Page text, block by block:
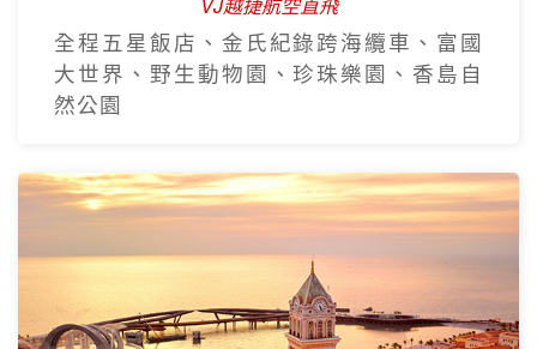
全程五星飯店、金氏紀錄跨海纜車、富國
大世界、野生動物園、珍珠樂園、香島自
然公園